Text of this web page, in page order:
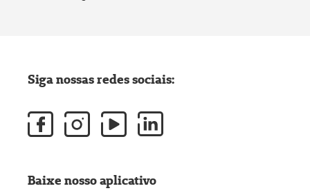
Siga nossas redes sociais:
Baixe nosso aplicativo